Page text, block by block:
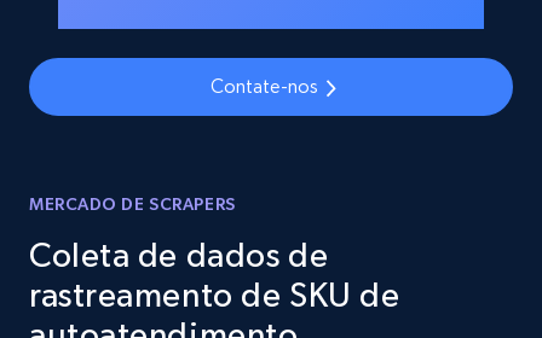
Contate-nos
MERCADO DE SCRAPERS
Coleta de dados de
rastreamento de SKU de